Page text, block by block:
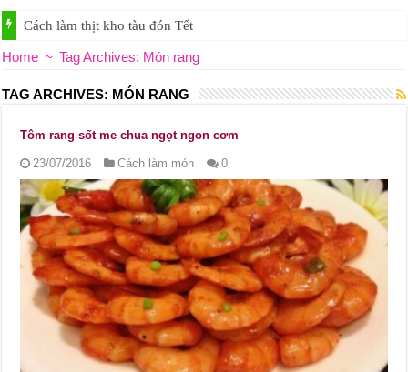
Cách làm thịt kho tàu đón Tết
Home ~ Tag Archives: Món rang
TAG ARCHIVES: MÓN RANG
Tôm rang sốt me chua ngọt ngon cơm
23/07/2016 Cách làm món 0